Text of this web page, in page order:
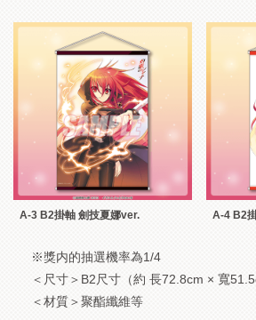
A-3 B2掛軸 劍技夏娜ver. A-4 B2
※獎内的抽選機率為1/4
＜尺寸＞B2尺寸（約 長72.8cm × 寬
＜材質＞聚酯纖維等